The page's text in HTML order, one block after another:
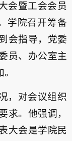
会暨工会会员
学院召开筹备
会指导，党委
员、办公室主
，对会议组织
求。他强调，
大会是学院民